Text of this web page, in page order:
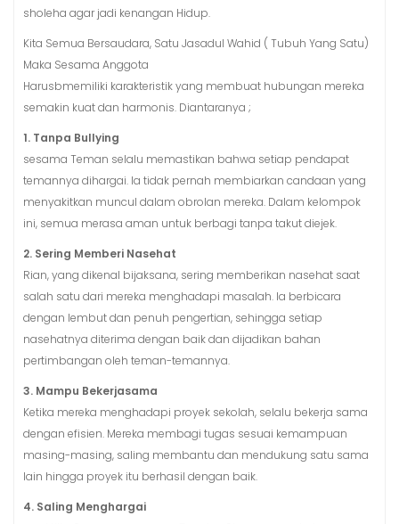
sholeha agar jadi kenangan Hidup.
Kita Semua Bersaudara, Satu Jasadul Wahid ( Tubuh Yang Satu)
Maka Sesama Anggota
Harusbmemiliki karakteristik yang membuat hubungan mereka
semakin kuat dan harmonis. Diantaranya ;
1. Tanpa Bullying
sesama Teman selalu memastikan bahwa setiap pendapat
temannya dihargai. Ia tidak pernah membiarkan candaan yang
menyakitkan muncul dalam obrolan mereka. Dalam kelompok
ini, semua merasa aman untuk berbagi tanpa takut diejek.
2. Sering Memberi Nasehat
Rian, yang dikenal bijaksana, sering memberikan nasehat saat
salah satu dari mereka menghadapi masalah. Ia berbicara
dengan lembut dan penuh pengertian, sehingga setiap
nasehatnya diterima dengan baik dan dijadikan bahan
pertimbangan oleh teman-temannya.
3. Mampu Bekerjasama
Ketika mereka menghadapi proyek sekolah, selalu bekerja sama
dengan efisien. Mereka membagi tugas sesuai kemampuan
masing-masing, saling membantu dan mendukung satu sama
lain hingga proyek itu berhasil dengan baik.
4. Saling Menghargai